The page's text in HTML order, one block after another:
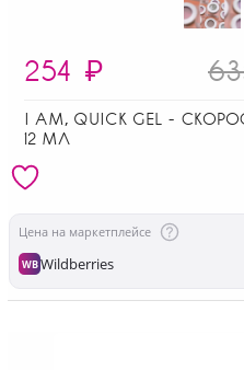
254 ₽
I AM, QUICK GEL -
12 МЛ
Цена на маркетплейсе
WBWildberries